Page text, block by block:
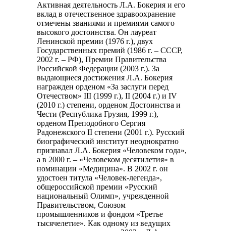
Активная деятельность Л.А. Бокерия и его
вклад в отечественное здравоохранение
отмечены званиями и премиями самого
высокого достоинства. Он лауреат
Ленинской премии (1976 г.), двух
Государственных премий (1986 г. – СССР,
2002 г. – РФ), Премии Правительства
Российской Федерации (2003 г.). За
выдающиеся достижения Л.А. Бокерия
награжден орденом «За заслуги перед
Отечеством» III (1999 г.), II (2004 г.) и IV
(2010 г.) степени, орденом Достоинства и
Чести (Республика Грузия, 1999 г.),
орденом Преподобного Сергия
Радонежского II степени (2001 г.). Русский
биографический институт неоднократно
признавал Л.А. Бокерия «Человеком года»,
а в 2000 г. – «Человеком десятилетия» в
номинации «Медицина». В 2002 г. он
удостоен титула «Человек-легенда»,
общероссийской премии «Русский
национальный Олимп», учрежденной
Правительством, Союзом
промышленников и фондом «Третье
тысячелетие». Как одному из ведущих